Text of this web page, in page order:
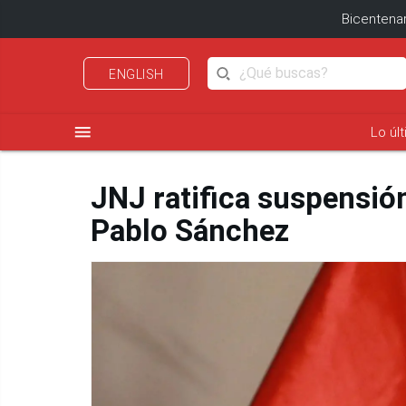
ENGLISH
menu Lo
JNJ ratifica
Pablo Sánchez